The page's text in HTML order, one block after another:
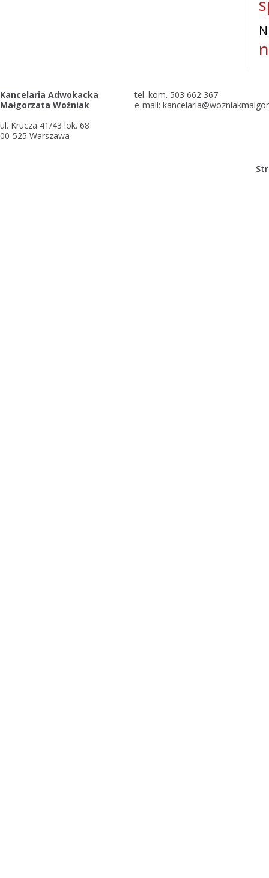
Kancelaria Adwokacka
Małgorzata Woźniak
ul. Krucza 41/43 lok. 68
00-525 Warszawa
tel. kom. 503 662 367
e-mail: